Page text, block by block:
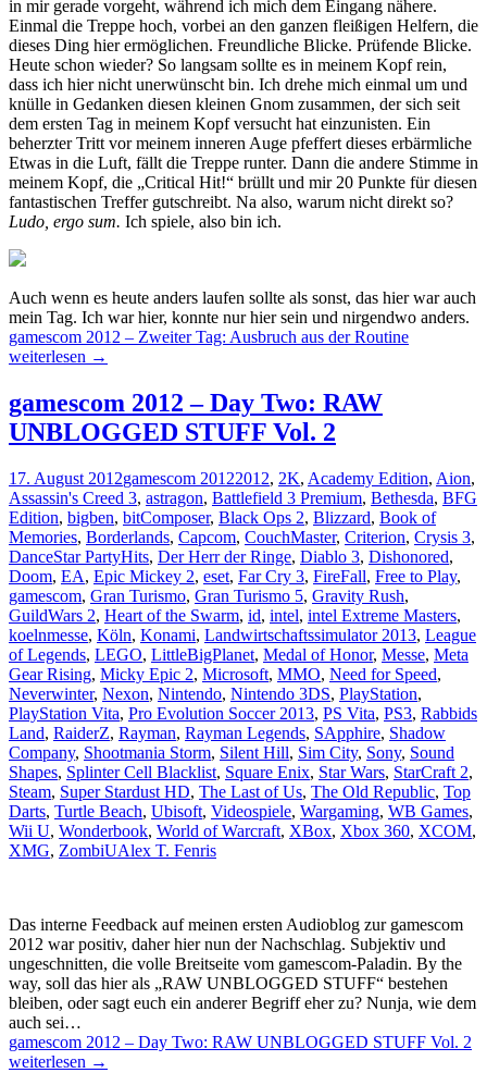
in mir gerade vorgeht, während ich mich dem Eingang nähere.
Einmal die Treppe hoch, vorbei an den ganzen fleißigen Helfern, die
dieses Ding hier ermöglichen. Freundliche Blicke. Prüfende Blicke.
Heute schon wieder? So langsam sollte es in meinem Kopf rein,
dass ich hier nicht unerwünscht bin. Ich drehe mich einmal um und
knülle in Gedanken diesen kleinen Gnom zusammen, der sich seit
dem ersten Tag in meinem Kopf versucht hat einzunisten. Ein
beherzter Tritt vor meinem inneren Auge pfeffert dieses erbärmliche
Etwas in die Luft, fällt die Treppe runter. Dann die andere Stimme in
meinem Kopf, die „Critical Hit!“ brüllt und mir 20 Punkte für diesen
fantastischen Treffer gutschreibt. Na also, warum nicht direkt so?
Ludo, ergo sum. Ich spiele, also bin ich.
Auch wenn es heute anders laufen sollte als sonst, das hier war auch
mein Tag. Ich war hier, konnte nur hier sein und nirgendwo anders.
gamescom 2012 – Zweiter Tag: Ausbruch aus der Routine
weiterlesen →
gamescom 2012 – Day Two: RAW
UNBLOGGED STUFF Vol. 2
17. August 2012gamescom 20122012, 2K, Academy Edition, Aion,
Assassin's Creed 3, astragon, Battlefield 3 Premium, Bethesda, BFG
Edition, bigben, bitComposer, Black Ops 2, Blizzard, Book of
Memories, Borderlands, Capcom, CouchMaster, Criterion, Crysis 3,
DanceStar PartyHits, Der Herr der Ringe, Diablo 3, Dishonored,
Doom, EA, Epic Mickey 2, eset, Far Cry 3, FireFall, Free to Play,
gamescom, Gran Turismo, Gran Turismo 5, Gravity Rush,
GuildWars 2, Heart of the Swarm, id, intel, intel Extreme Masters,
koelnmesse, Köln, Konami, Landwirtschaftssimulator 2013, League
of Legends, LEGO, LittleBigPlanet, Medal of Honor, Messe, Meta
Gear Rising, Micky Epic 2, Microsoft, MMO, Need for Speed,
Neverwinter, Nexon, Nintendo, Nintendo 3DS, PlayStation,
PlayStation Vita, Pro Evolution Soccer 2013, PS Vita, PS3, Rabbids
Land, RaiderZ, Rayman, Rayman Legends, SApphire, Shadow
Company, Shootmania Storm, Silent Hill, Sim City, Sony, Sound
Shapes, Splinter Cell Blacklist, Square Enix, Star Wars, StarCraft 2,
Steam, Super Stardust HD, The Last of Us, The Old Republic, Top
Darts, Turtle Beach, Ubisoft, Videospiele, Wargaming, WB Games,
Wii U, Wonderbook, World of Warcraft, XBox, Xbox 360, XCOM,
XMG, ZombiUAlex T. Fenris
Das interne Feedback auf meinen ersten Audioblog zur gamescom
2012 war positiv, daher hier nun der Nachschlag. Subjektiv und
ungeschnitten, die volle Breitseite vom gamescom-Paladin. By the
way, soll das hier als „RAW UNBLOGGED STUFF“ bestehen
bleiben, oder sagt euch ein anderer Begriff eher zu? Nunja, wie dem
auch sei…
gamescom 2012 – Day Two: RAW UNBLOGGED STUFF Vol. 2
weiterlesen →